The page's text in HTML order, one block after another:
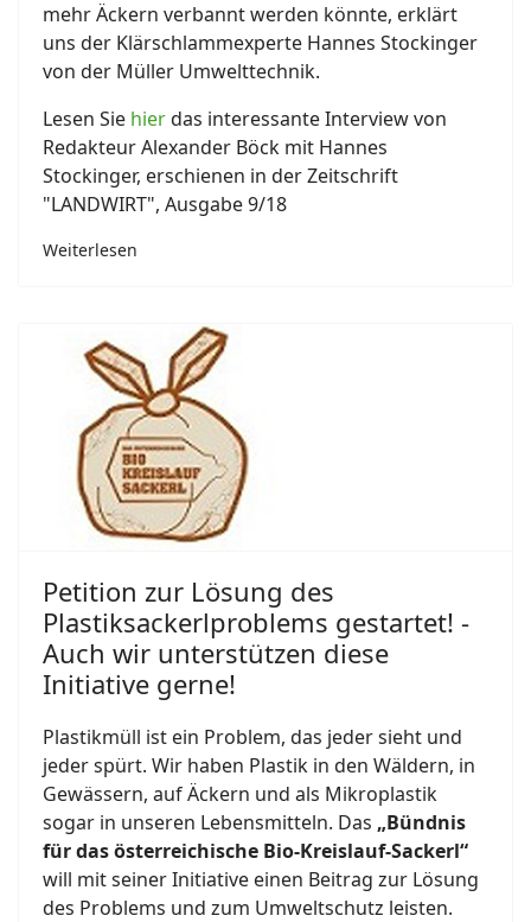
mehr Äckern verbannt werden könnte, erklärt
uns der Klärschlammexperte Hannes Stockinger
von der Müller Umwelttechnik.
Lesen Sie hierdas interessante Interview von
Redakteur Alexander Böck mit Hannes
Stockinger, erschienen in der Zeitschrift
"LANDWIRT", Ausgabe 9/18
Weiterlesen
Petition zur Lösung des
Plastiksackerlproblems gestartet! -
Auch wir unterstützen diese
Initiative gerne!
Plastikmüll ist ein Problem, das jeder sieht und
jeder spürt. Wir haben Plastik in den Wäldern, in
Gewässern, auf Äckern und als Mikroplastik
sogar in unseren Lebensmitteln. Das „Bündnis
für das österreichische Bio-Kreislauf-Sackerl“
will mit seiner Initiative einen Beitrag zur Lösung
des Problems und zum Umweltschutz leisten.